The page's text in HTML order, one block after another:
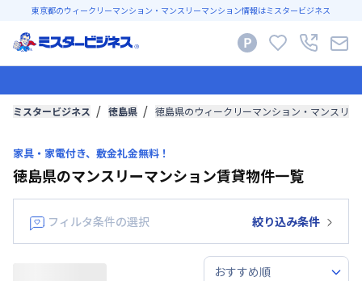
東京都のウィークリーマンション・マンスリーマンション情報はミスタービジネス
ミスタービジネス 徳島県 徳島県のウィークリーマンション・マンスリ
家具・家電付き、敷金礼金無料！
徳島県のマンスリーマンション賃貸物件一覧
フィルタ条件の選択 絞り込み条件